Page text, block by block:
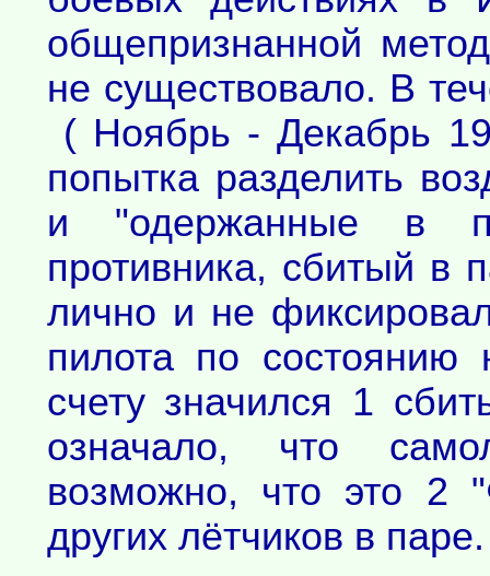
общепризнанной
не существовало. В
( Ноябрь - Декабрь
попытка разделить
и "одержанные в
противника, сбитый в
лично и не
пилота по
счету значился 1
означало, что
возможно, что это 2
других лётчиков в паре.